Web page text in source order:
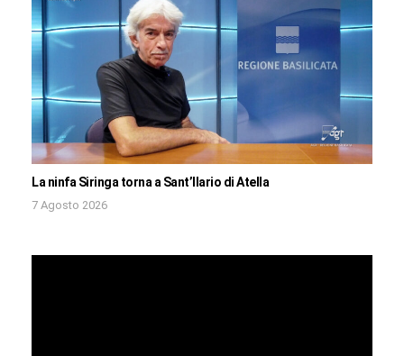
La ninfa Siringa torna a Sant’Ilario di Atella
7 Agosto 2026